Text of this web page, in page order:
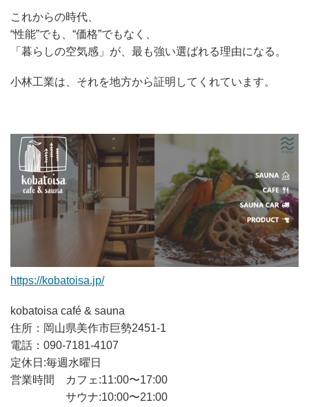
これからの時代、
“性能”でも、“価格”でもなく、
「暮らしの空気感」が、最も強い選ばれる理由になる。
小林工業は、それを地方から証明してくれています。
https://kobatoisa.jp/
kobatoisa café & sauna
住所：岡山県美作市巨勢2451-1
電話：090-7181-4107
定休日:毎週水曜日
営業時間 カフェ:11:00〜17:00
サウナ:10:00〜21:00